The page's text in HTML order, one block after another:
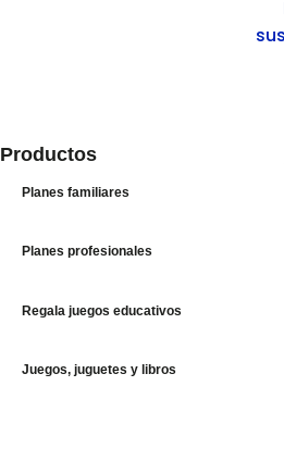
Productos
Planes familiares
Planes profesionales
Regala juegos educativos
Juegos, juguetes y libros